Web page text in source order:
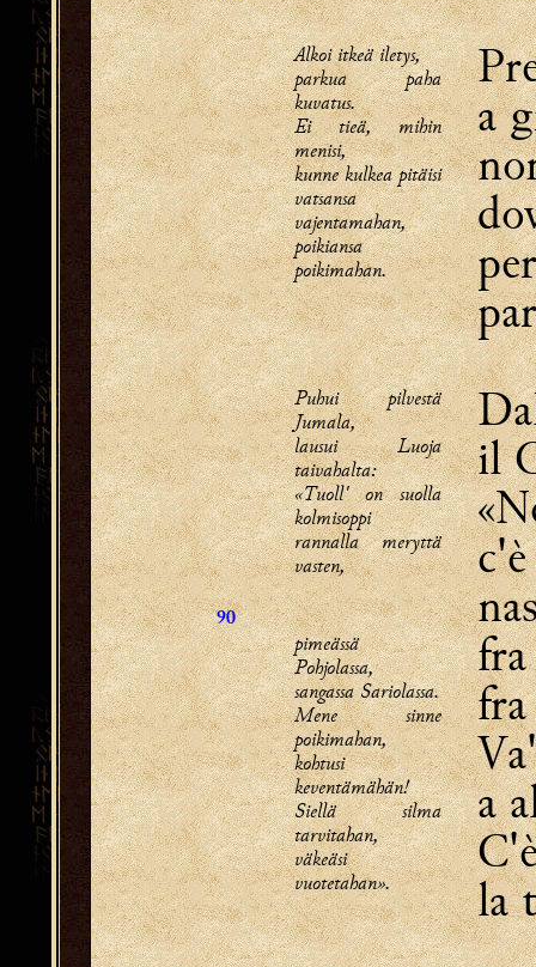
Alkoi itkeä iletys,
parkua paha
kuvatus.
Ei tieä, mihin
menisi,
kunne kulkea pitäisi
vatsansa
vajentamahan,
poikiansa
poikimahan.
a
90
Puhui pilvestä
Jumala,
lausui Luoja
taivahalta:
«Tuoll' on suolla
kolmisoppi
rannalla meryttä
vasten,
il
pimeässä
Pohjolassa,
sangassa Sariolassa.
Mene sinne
poikimahan,
kohtusi
keventämähän!
Siellä silma
tarvitahan,
väkeäsi
vuotetahan».
a
la